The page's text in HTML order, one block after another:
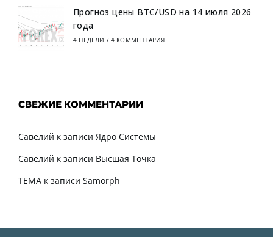
Прогноз цены BTC/USD на 14 июля 2026
года
4 НЕДЕЛИ / 4 КОММЕНТАРИЯ
СВЕЖИЕ КОММЕНТАРИИ
Савелий к записи Ядро Системы
Савелий к записи Высшая Точка
TEMA к записи Samorph